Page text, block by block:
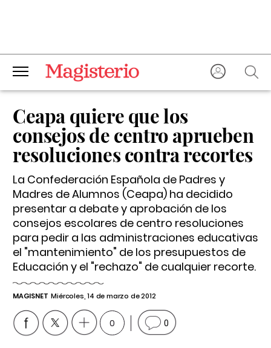
Ceapa quiere que los
consejos de centro aprueben
resoluciones contra recortes
La Confederación Española de Padres y
Madres de Alumnos (Ceapa) ha decidido
presentar a debate y aprobación de los
consejos escolares de centro resoluciones
para pedir a las administraciones educativas
el "mantenimiento" de los presupuestos de
Educación y el "rechazo" de cualquier recorte.
MAGISNET Miércoles, 14 de marzo de 2012
0 0